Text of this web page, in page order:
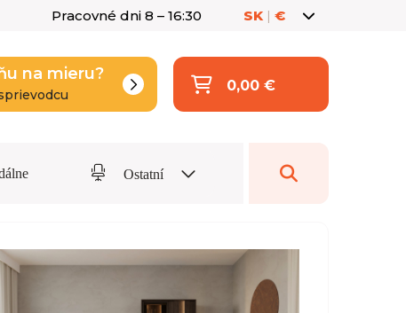
Pracovné dni 8 – 16:30 SK | €
na mieru?
0,00 €
Ostatní